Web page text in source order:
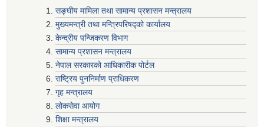
सङ्घीय मामिला तथा सामान्य प्रशासन मन्त्रालय
मुख्यमन्त्री तथा मन्त्रिपरिषद्‍को कार्यालय
केन्द्रीय पन्जिकरण विभाग
सामान्य प्रशासन मन्त्रालय
नेपाल सरकारको आधिकारीक पोर्टल
राष्ट्रिय पुननिर्माण प्राधिकरण
गृह मन्त्रालय
लोकसेवा आयोग
शिक्षा मन्त्रालय